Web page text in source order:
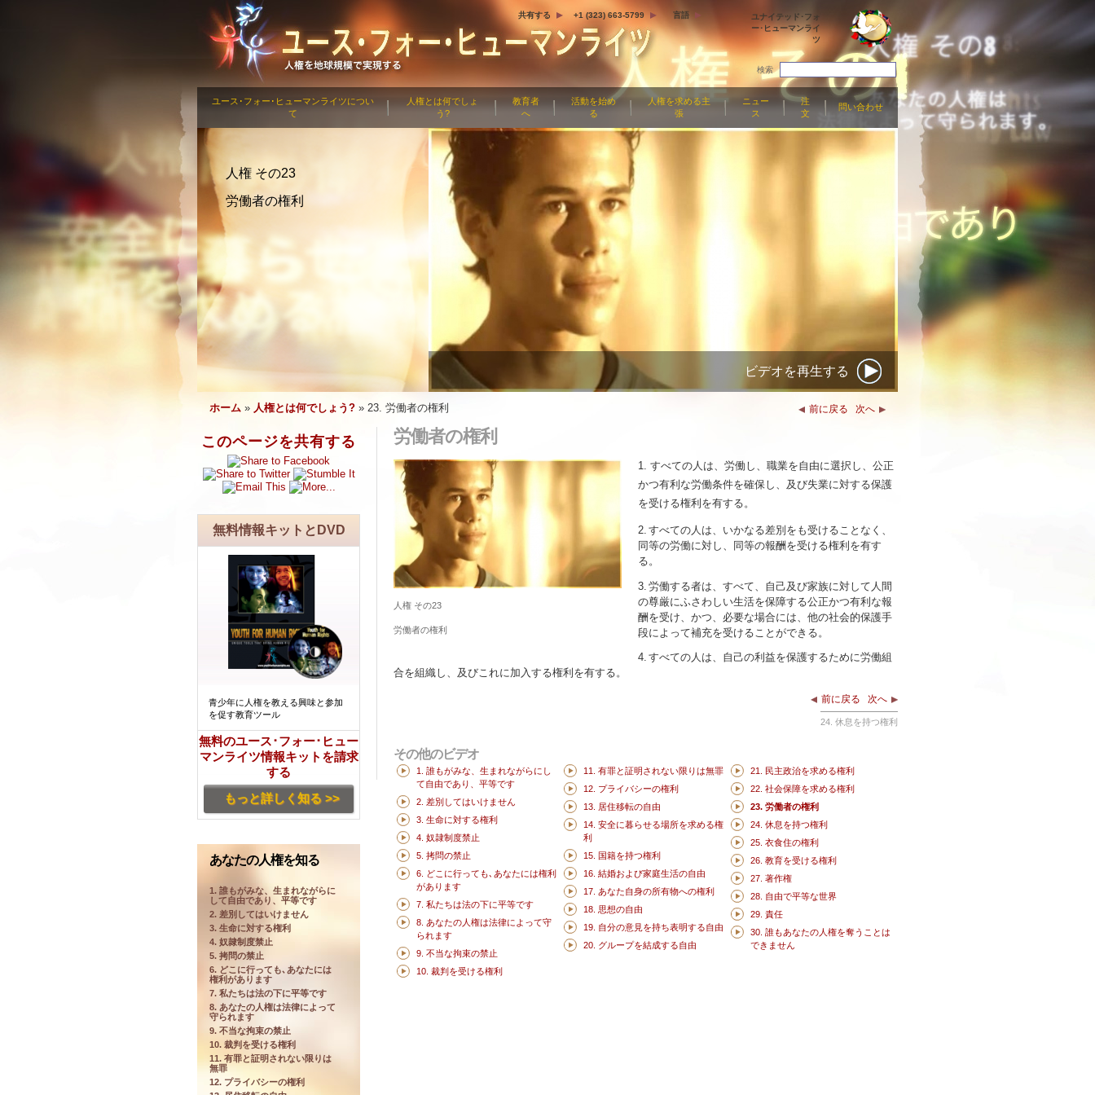
共有する +1 (323) 663-5799 言語
ユナイテッド･フォ
ー･ヒューマンライ
ツ
検索
ユース･フォー･ヒューマンライツについ
て
人権とは何でしょ
う?
教育者
へ
活動を始め
る
人権を求める主
張
ニュー
ス
注
文
問い合わせ
人権 その23
労働者の権利
ビデオを再生する
ホーム » 人権とは何でしょう? » 23. 労働者の権利 前に戻る 次へ
このページを共有する
無料情報キットとDVD
青少年に人権を教える興味と参加
を促す教育ツール
無料のユース･フォー･ヒュー
マンライツ情報キットを請求
する
もっと詳しく知る >>
あなたの人権を知る
1. 誰もがみな、生まれながらに
して自由であり、平等です
2. 差別してはいけません
3. 生命に対する権利
4. 奴隷制度禁止
5. 拷問の禁止
6. どこに行っても､あなたには
権利があります
7. 私たちは法の下に平等です
8. あなたの人権は法律によって
守られます
9. 不当な拘束の禁止
10. 裁判を受ける権利
11. 有罪と証明されない限りは
無罪
12. プライバシーの権利
労働者の権利
人権 その23
労働者の権利
1. すべての人は、労働し、職業を自由に選択し、公正
かつ有利な労働条件を確保し、及び失業に対する保護
を受ける権利を有する。
2. すべての人は、いかなる差別をも受けることなく、
同等の労働に対し、同等の報酬を受ける権利を有す
る。
3. 労働する者は、すべて、自己及び家族に対して人間
の尊厳にふさわしい生活を保障する公正かつ有利な報
酬を受け、かつ、必要な場合には、他の社会的保護手
段によって補充を受けることができる。
4. すべての人は、自己の利益を保護するために労働組
合を組織し、及びこれに加入する権利を有する。
前に戻る 次へ
24. 休息を持つ権利
その他のビデオ
1. 誰もがみな、生まれながらにし
て自由であり、平等です
2. 差別してはいけません
3. 生命に対する権利
4. 奴隷制度禁止
5. 拷問の禁止
6. どこに行っても､あなたには権利
があります
7. 私たちは法の下に平等です
8. あなたの人権は法律によって守
られます
9. 不当な拘束の禁止
10. 裁判を受ける権利
11. 有罪と証明されない限りは無罪
12. プライバシーの権利
13. 居住移転の自由
14. 安全に暮らせる場所を求める権
利
15. 国籍を持つ権利
16. 結婚および家庭生活の自由
17. あなた自身の所有物への権利
18. 思想の自由
19. 自分の意見を持ち表明する自由
20. グループを結成する自由
21. 民主政治を求める権利
22. 社会保障を求める権利
23. 労働者の権利
24. 休息を持つ権利
25. 衣食住の権利
26. 教育を受ける権利
27. 著作権
28. 自由で平等な世界
29. 責任
30. 誰もあなたの人権を奪うことは
できません